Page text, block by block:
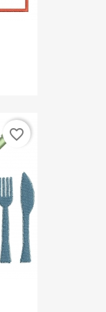
favorite_border